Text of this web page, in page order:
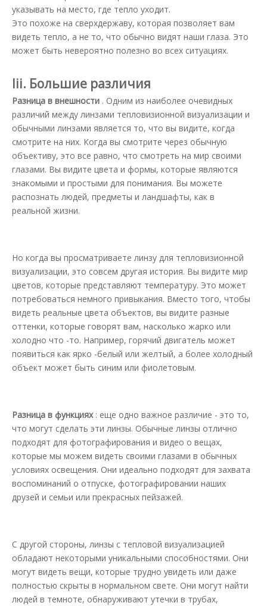
указывать на место, где тепло уходит.
Это похоже на сверхдержаву, которая позволяет вам
видеть тепло, а не то, что обычно видят наши глаза. Это
может быть невероятно полезно во всех ситуациях.
Iii. Большие различия
Разница в внешности . Одним из наиболее очевидных
различий между линзами тепловизионной визуализации и
обычными линзами является то, что вы видите, когда
смотрите на них. Когда вы смотрите через обычную
объективу, это все равно, что смотреть на мир своими
глазами. Вы видите цвета и формы, которые являются
знакомыми и простыми для понимания. Вы можете
распознать людей, предметы и ландшафты, как в
реальной жизни.
Но когда вы просматриваете линзу для тепловизионной
визуализации, это совсем другая история. Вы видите мир
цветов, которые представляют температуру. Это может
потребоваться немного привыкания. Вместо того, чтобы
видеть реальные цвета объектов, вы видите разные
оттенки, которые говорят вам, насколько жарко или
холодно что -то. Например, горячий двигатель может
появиться как ярко -белый или желтый, а более холодный
объект может быть синим или фиолетовым.
Разница в функциях : еще одно важное различие - это то,
что могут сделать эти линзы. Обычные линзы отлично
подходят для фотографирования и видео о вещах,
которые мы можем видеть своими глазами в обычных
условиях освещения. Они идеально подходят для захвата
воспоминаний о отпуске, фотографировании наших
друзей и семьи или прекрасных пейзажей.
С другой стороны, линзы с тепловой визуализацией
обладают некоторыми уникальными способностями. Они
могут видеть вещи, которые трудно увидеть или даже
полностью скрыты в нормальном свете. Они могут найти
людей в темноте, обнаруживают утечки в трубах,